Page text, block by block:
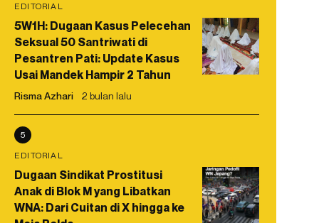
EDITORIAL
5W1H: Dugaan Kasus Pelecehan
Seksual 50 Santriwati di
Pesantren Pati: Update Kasus
Usai Mandek Hampir 2 Tahun
Risma Azhari 2 bulan lalu
5
EDITORIAL
Dugaan Sindikat Prostitusi
Anak di Blok M yang Libatkan
WNA: Dari Cuitan di X hingga ke